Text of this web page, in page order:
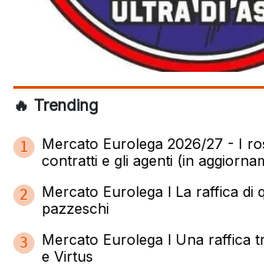
🔥 Trending
1
Mercato Eurolega 2026/27 - I
contratti e gli agenti (in
2
Mercato Eurolega l La raffica di
pazzeschi
3
Mercato Eurolega l Una raffica
e Virtus